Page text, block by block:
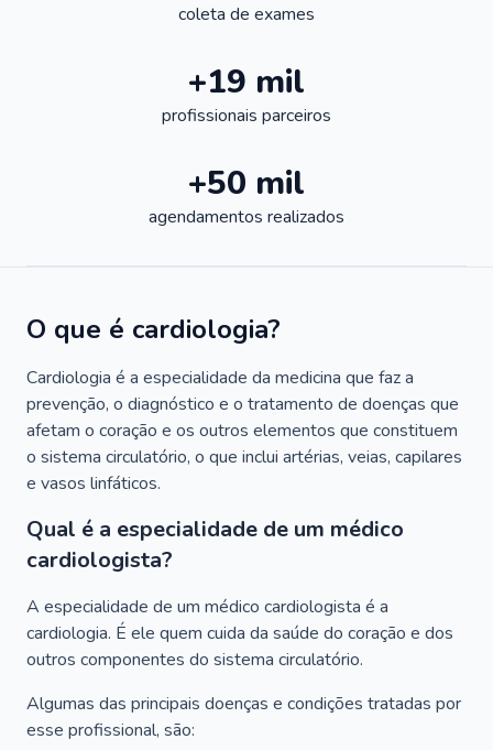
coleta de exames
+19 mil
profissionais parceiros
+50 mil
agendamentos realizados
O que é cardiologia?
Cardiologia é a especialidade da medicina que faz a
prevenção, o diagnóstico e o tratamento de doenças que
afetam o coração e os outros elementos que constituem
o sistema circulatório, o que inclui artérias, veias, capilares
e vasos linfáticos.
Qual é a especialidade de um médico
cardiologista?
A especialidade de um médico cardiologista é a
cardiologia. É ele quem cuida da saúde do coração e dos
outros componentes do sistema circulatório.
Algumas das principais doenças e condições tratadas por
esse profissional, são: